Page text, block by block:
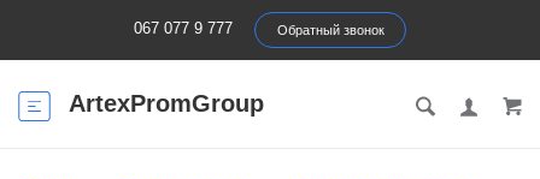
067 077 9 777 Обратный звонок
ArtexPromGroup